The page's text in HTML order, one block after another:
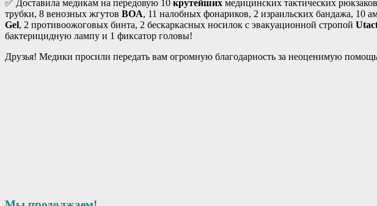
✅ Доставила медикам на передовую 10 крутейших медицинских тактических рюкзаков
трубки, 8 венозных жгутов BOA, 11 налобных фонариков, 2 израильских бандажа, 10
Gel, 2 противоожоговых бинта, 2 бескаркасных носилок с эвакуационной стропой
бактерицидную лампу и 1 фиксатор головы!
Друзья! Медики просили передать вам огромную благодарность за неоценимую